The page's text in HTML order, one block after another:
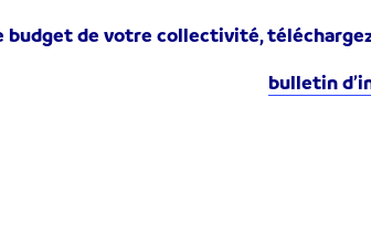
budget de votre collectivité,
bulletin